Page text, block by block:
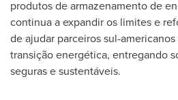
produtos de armazenamento de
continua a expandir os limites e
de ajudar parceiros sul-
transição energética, entregando
seguras e sustentáveis.